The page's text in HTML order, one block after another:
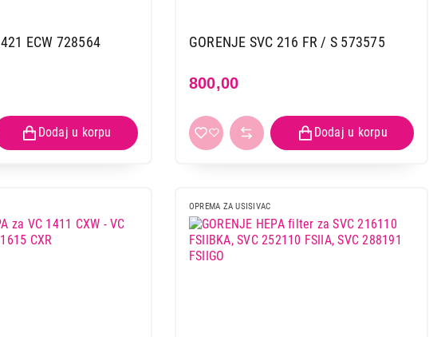
ECW 728564 GORENJE SVC 216 FR / S 573575
800,00
OPREMA ZA USISIVAC